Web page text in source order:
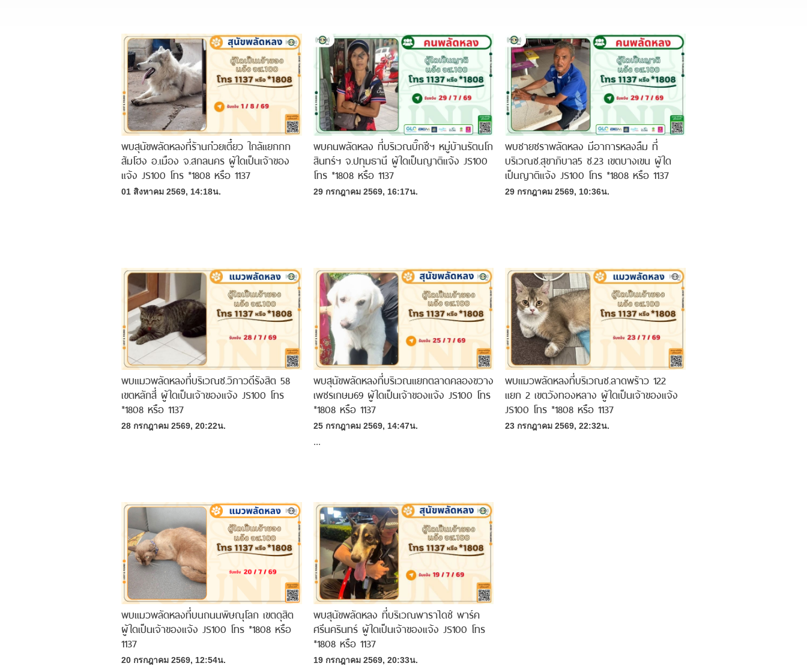
พบสุนัขพลัดหลงที่ร้านก๋วยเตี๋ยว ใกล้แยกกก
ส้มโฮง อ.เมือง จ.สกลนคร ผู้ใดเป็นเจ้าของ
แจ้ง JS100 โทร *1808 หรือ 1137
01 สิงหาคม 2569, 14:18น.
พบคนพลัดหลง ที่บริเวณบิ๊กซีฯ หมู่บ้านรัตนโก
สินทร์ฯ จ.ปทุมธานี ผู้ใดเป็นญาติแจ้ง JS100
โทร *1808 หรือ 1137
29 กรกฎาคม 2569, 16:17น.
พบชายชราพลัดหลง มีอาการหลงลืม ที่
บริเวณซ.สุขาภิบาล5 ซ.23 เขตบางเขน ผู้ใด
เป็นญาติแจ้ง JS100 โทร *1808 หรือ 1137
29 กรกฎาคม 2569, 10:36น.
พบแมวพลัดหลงที่บริเวณซ.วิภาวดีรังสิต 58
เขตหลักสี่ ผู้ใดเป็นเจ้าของแจ้ง JS100 โทร
*1808 หรือ 1137
28 กรกฎาคม 2569, 20:22น.
พบสุนัขพลัดหลงที่บริเวณแยกตลาดคลองขวาง
เพชรเกษม69 ผู้ใดเป็นเจ้าของแจ้ง JS100 โทร
*1808 หรือ 1137
25 กรกฎาคม 2569, 14:47น.
...
พบแมวพลัดหลงที่บริเวณซ.ลาดพร้าว 122
แยก 2 เขตวังทองหลาง ผู้ใดเป็นเจ้าของแจ้ง
JS100 โทร *1808 หรือ 1137
23 กรกฎาคม 2569, 22:32น.
พบแมวพลัดหลงที่บนถนนพิษณุโลก เขตดุสิต
ผู้ใดเป็นเจ้าของแจ้ง JS100 โทร *1808 หรือ
1137
20 กรกฎาคม 2569, 12:54น.
พบสุนัขพลัดหลง ที่บริเวณพาราไดซ์ พาร์ค
ศรีนครินทร์ ผู้ใดเป็นเจ้าของแจ้ง JS100 โทร
*1808 หรือ 1137
19 กรกฎาคม 2569, 20:33น.